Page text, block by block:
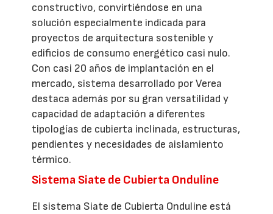
constructivo, convirtiéndose en una
solución especialmente indicada para
proyectos de arquitectura sostenible y
edificios de consumo energético casi nulo.
Con casi 20 años de implantación en el
mercado, sistema desarrollado por Verea
destaca además por su gran versatilidad y
capacidad de adaptación a diferentes
tipologías de cubierta inclinada, estructuras,
pendientes y necesidades de aislamiento
térmico.
Sistema Siate de Cubierta Onduline
El sistema Siate de Cubierta Onduline está